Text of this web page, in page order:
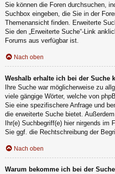
Sie können die Foren durchsuchen,
Suchbox eingeben, die Sie in der
Themenansicht finden. Erweiterte
Sie den „Erweiterte Suche“-Link
Forums aus verfügbar ist.
Nach oben
Weshalb erhalte ich bei der Suche
Ihre Suche war möglicherweise zu
viele gängige Wörter, welche von
Sie eine spezifischere Anfrage und
die erweiterte Suche bietet.
Ihr(e) Suchbegriff(e) hier nirgends im
Sie ggf. die Rechtschreibung der
Nach oben
Warum bekomme ich bei der